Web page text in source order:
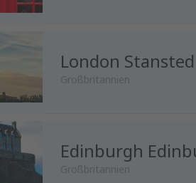
London Stansted
Großbritannien
von
Großbritannien